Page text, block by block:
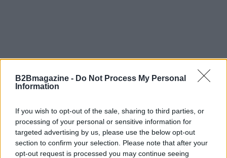
B2Bmagazine - Do Not Process My Personal
Information
If you wish to opt-out of the sale, sharing to third parties, or
processing of your personal or sensitive information for
targeted advertising by us, please use the below opt-out
section to confirm your selection. Please note that after your
opt-out request is processed you may continue seeing